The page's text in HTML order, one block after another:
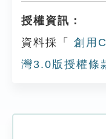
授權資訊：
資料採「
創用
灣3.0版授權條